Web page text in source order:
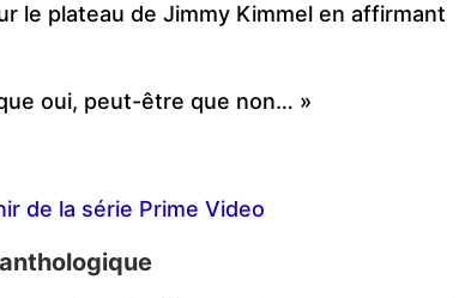
le plateau de Jimmy Kimmel en affirmant
oui, peut-être que non… »
de la série Prime Video